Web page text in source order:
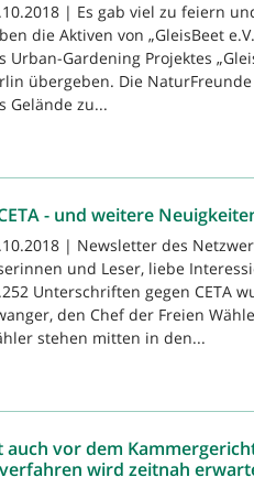
| Es gab viel zu feiern
die Aktiven von „GleisBeet
Urban-Gardening Projektes
übergeben. Die
Gelände zu...
- und weitere
| Newsletter des
und Leser, liebe
Unterschriften gegen CETA
den Chef der Freien
stehen mitten in den...
vor dem
wird zeitnah